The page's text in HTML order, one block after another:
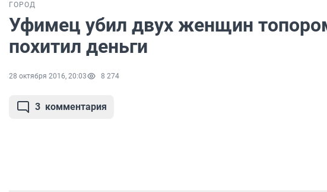
ГОРОД
Уфимец убил двух женщин
похитил деньги
28 октября 2016, 20:03 8 274
3 комментария